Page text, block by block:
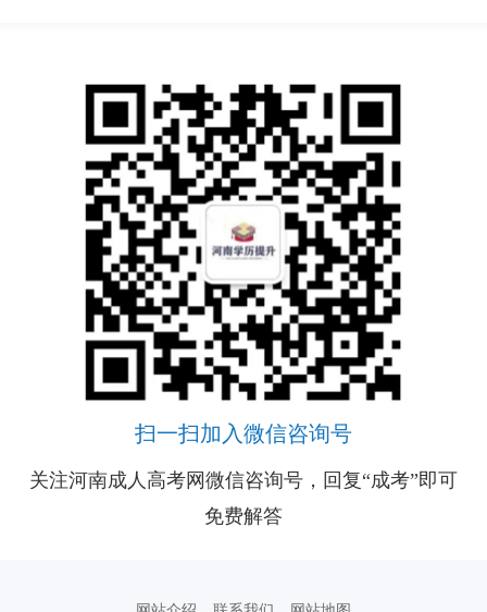
扫一扫加入微信咨询号
关注河南成人高考网微信咨询号，回复“成考”即可
免费解答
扫一扫加入微信服务号
与考生自由互动、并且能直接与资深老师进行交
流、解答
扫一扫加入微信咨询号
关注河南成人高考网微
信
咨
询
号
，
回
复
“成
考
”即
可
免
费
解
答
扫一扫加入微信服务号
与
考
生
自
由
互
动
、
并
且
能
直
接与资深老师进行交
流
、
解
答